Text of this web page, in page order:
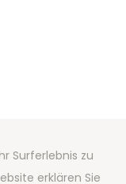
Online BV
by
Surferlebnis zu
erklären Sie